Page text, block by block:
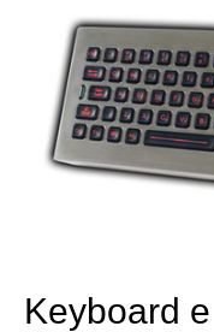
Keyboard